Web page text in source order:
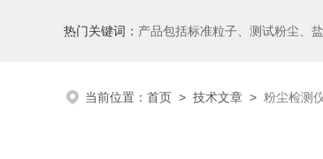
热门关键词： 产品包括标准粒子、测试粉尘、
当前位置： 首页 > 技术文章 > 粉尘检测